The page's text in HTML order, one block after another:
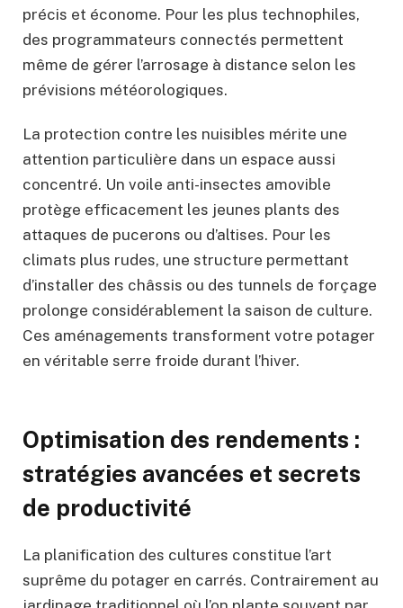
précis et économe. Pour les plus technophiles,
des programmateurs connectés permettent
même de gérer l’arrosage à distance selon les
prévisions météorologiques.
La protection contre les nuisibles mérite une
attention particulière dans un espace aussi
concentré. Un voile anti-insectes amovible
protège efficacement les jeunes plants des
attaques de pucerons ou d’altises. Pour les
climats plus rudes, une structure permettant
d’installer des châssis ou des tunnels de forçage
prolonge considérablement la saison de culture.
Ces aménagements transforment votre potager
en véritable serre froide durant l’hiver.
Optimisation des rendements :
stratégies avancées et secrets
de productivité
La planification des cultures constitue l’art
suprême du potager en carrés. Contrairement au